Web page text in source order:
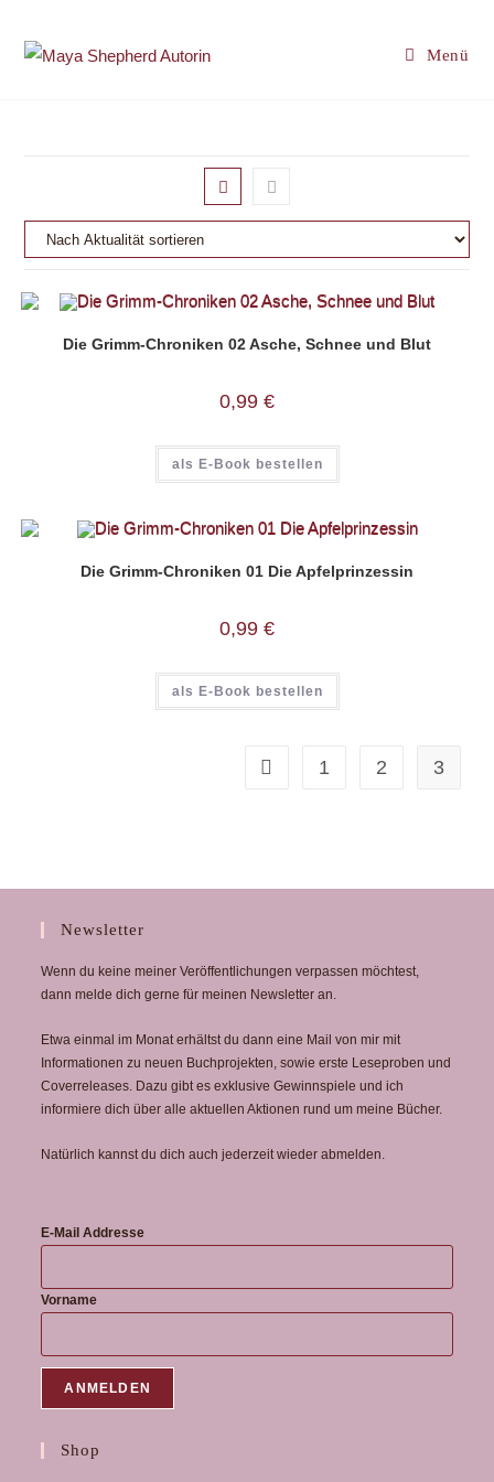
Inhalt
springen
Menü
Die Grimm-Chroniken 02 Asche, Schnee und Blut
0,99 €
als E-Book bestellen
Die Grimm-Chroniken 01 Die Apfelprinzessin
0,99 €
als E-Book bestellen
1 2 3
Newsletter
Wenn du keine meiner Veröffentlichungen verpassen möchtest,
dann melde dich gerne für meinen Newsletter an.
Etwa einmal im Monat erhältst du dann eine Mail von mir mit
Informationen zu neuen Buchprojekten, sowie erste Leseproben und
Coverreleases. Dazu gibt es exklusive Gewinnspiele und ich
informiere dich über alle aktuellen Aktionen rund um meine Bücher.
Natürlich kannst du dich auch jederzeit wieder abmelden.
E-Mail Addresse
Vorname
Shop